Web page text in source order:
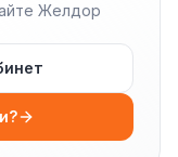
Желдор